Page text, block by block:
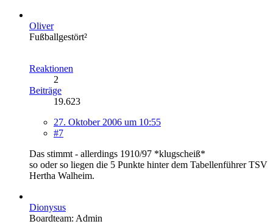
Oliver
Fußballgestört²
Reaktionen
2
Beiträge
19.623
27. Oktober 2006 um 10:55
#7
Das stimmt - allerdings 1910/97 *klugscheiß*
so oder so liegen die 5 Punkte hinter dem Tabellenführer TSV
Hertha Walheim.
Dionysus
Boardteam: Admin